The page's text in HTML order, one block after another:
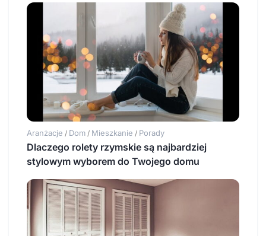
Aranżacje / Dom / Mieszkanie / Porady
Dlaczego rolety rzymskie są najbardziej
stylowym wyborem do Twojego domu